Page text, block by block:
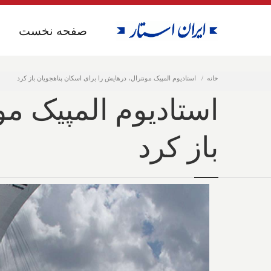
صفحه نخست
خانه استادیوم المپیک مونترال، درهایش را برای اسکان پناهجویان باز کرد
صفحه نخست
استادیوم المپیک
باز کرد